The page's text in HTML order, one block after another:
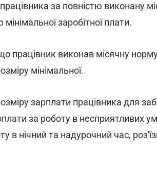
за повністю виконану
заробітної плати.
працівник виконав місячну
мінімальної.
зарплати працівника для
за роботу в несприятливих
в нічний та надурочний час,